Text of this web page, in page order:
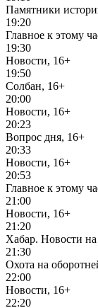
Памятники
19:20
Главное к этому
19:30
Новости, 16+
19:50
Солбан, 16+
20:00
Новости, 16+
20:23
Вопрос дня, 16+
20:33
Новости, 16+
20:53
Главное к этому
21:00
Новости, 16+
21:20
Хабар. Новости на
21:30
Охота на
22:00
Новости, 16+
22:20